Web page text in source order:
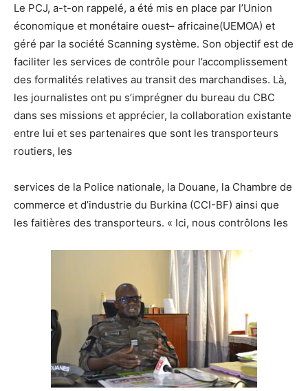
Le PCJ, a-t-on rappelé, a été mis en place par l’Union
économique et monétaire ouest– africaine(UEMOA) et
géré par la société Scanning système. Son objectif est de
faciliter les services de contrôle pour l’accomplissement
des formalités relatives au transit des marchandises. Là,
les journalistes ont pu s’imprégner du bureau du CBC
dans ses missions et apprécier, la collaboration existante
entre lui et ses partenaires que sont les transporteurs
routiers, les
services de la Police nationale, la Douane, la Chambre de
commerce et d’industrie du Burkina (CCI-BF) ainsi que
les faitières des transporteurs. « Ici, nous contrôlons les